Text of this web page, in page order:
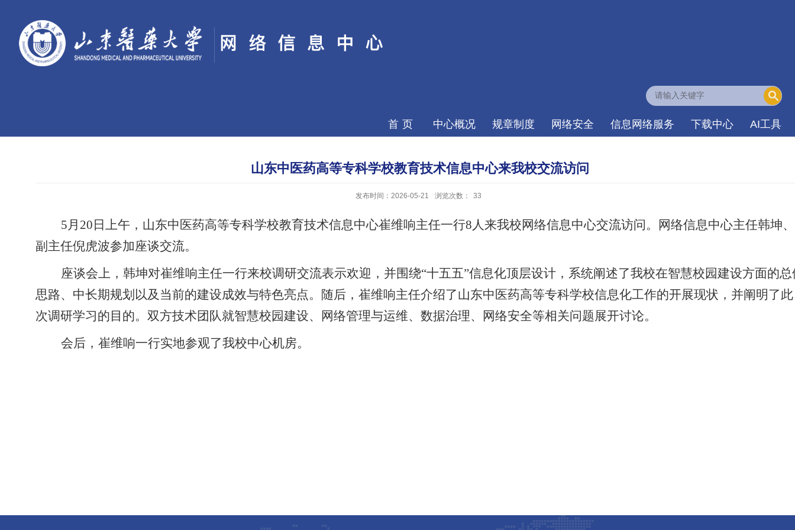
首页 中心概况 规章制度 网络安全 信息网络服务 下载中心 AI工具
山东中医药高等专科学校教育技术信息中心来我校交流访问
发布时间：2026-05-21 浏览次数： 33
5月 20 日 上午， 山东中医药高等专科学校教育技术信息中心崔维响主任一行8人来我校网络信息中心交流访问。
网络信息中心主任韩坤、
副主任倪虎波参加座谈交流。
座谈会上， 韩坤对崔维响主任一行来校调研交流表示欢迎， 并围绕“十五五”信息化顶层设计，系统阐述了我校在智慧校园建设方面的总
思路、中长期规划以及当前的建设成效与特色亮点。 随后，崔维响主任介绍了山东中医药高等专科学校信息化工作的开展现状，并阐明了此
次调研学习的目的。双方技术团队就智慧校园建设、网络管理与运维、数据治理、网络安全等相关问题展开讨论。
会后，崔维响一行实地参观了我校中心机房。